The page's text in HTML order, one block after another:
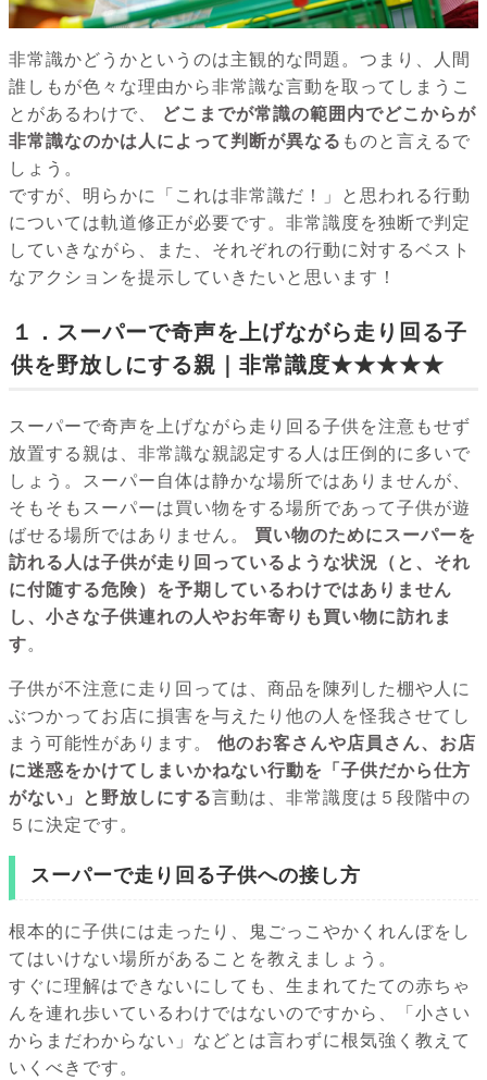
非常識かどうかというのは主観的な問題。つまり、人間
誰しもが色々な理由から非常識な言動を取ってしまうこ
とがあるわけで、
どこまでが常識の範囲内でどこからが
非常識なのかは人によって判断が異なる ものと言えるで
しょう。
ですが、明らかに「これは非常識だ！」と思われる行動
については軌道修正が必要です。非常識度を独断で判定
していきながら、また、それぞれの行動に対するベスト
なアクションを提示していきたいと思います！
１．スーパーで奇声を上げながら走り回る子
供を野放しにする親｜非常識度★★★★★
スーパーで奇声を上げながら走り回る子供を注意もせず
放置する親は、非常識な親認定する人は圧倒的に多いで
しょう。スーパー自体は静かな場所ではありませんが、
そもそもスーパーは買い物をする場所であって子供が遊
ばせる場所ではありません。
買い物のためにスーパーを
訪れる人は子供が走り回っているような状況（と、それ
に付随する危険）を予期しているわけではありません
し、小さな子供連れの人やお年寄りも買い物に訪れま
す。
子供が不注意に走り回っては、商品を陳列した棚や人に
ぶつかってお店に損害を与えたり他の人を怪我させてし
まう可能性があります。
他のお客さんや店員さん、お店
に迷惑をかけてしまいかねない行動を「子供だから仕方
がない」と野放しにする言動は、非常識度は５段階中の
５に決定です。
スーパーで走り回る子供への接し方
根本的に子供には走ったり、鬼ごっこやかくれんぼをし
てはいけない場所があることを教えましょう。
すぐに理解はできないにしても、生まれてたての赤ちゃ
んを連れ歩いているわけではないのですから、「小さい
からまだわからない」などとは言わずに根気強く教えて
いくべきです。